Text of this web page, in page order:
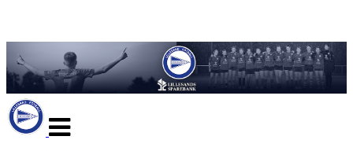
navigasjon